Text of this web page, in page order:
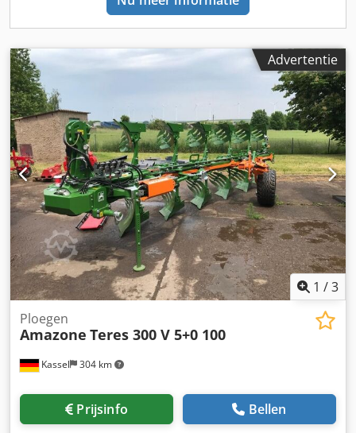
Advertentie
1 /3
Kassel 304 km
Ploegen
Amazone Teres 300 V 5+0 100
Prijsinfo Bellen